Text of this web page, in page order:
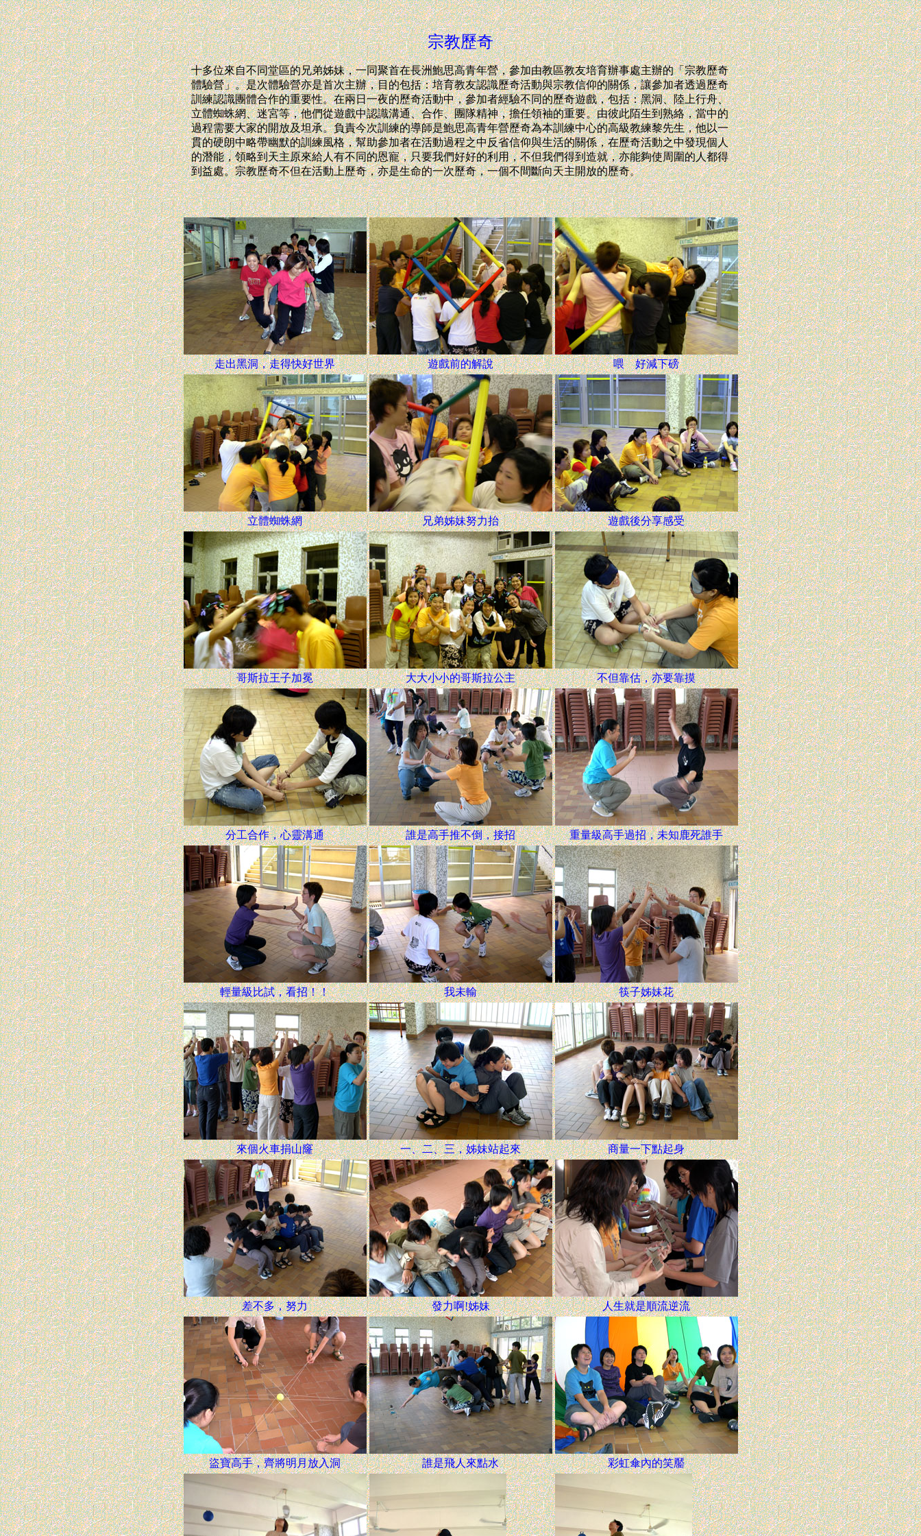
宗教歷奇
十多位來自不同堂區的兄弟姊妹，一同聚首在長洲鮑思高青年營，參加由教區教友培育辦事處主辦的「宗教歷奇
體驗營」。是次體驗營亦是首次主辦，目的包括：培育教友認識歷奇活動與宗教信仰的關係，讓參加者透過歷奇
訓練認識團體合作的重要性。在兩日一夜的歷奇活動中，參加者經驗不同的歷奇遊戲，包括：黑洞、陸上行舟、
立體蜘蛛網、迷宮等，他們從遊戲中認識溝通、合作、團隊精神，擔任領袖的重要。由彼此陌生到熟絡，當中的
過程需要大家的開放及坦承。負責今次訓練的導師是鮑思高青年營歷奇為本訓練中心的高級教練黎先生，他以一
貫的硬朗中略帶幽默的訓練風格，幫助參加者在活動過程之中反省信仰與生活的關係，在歷奇活動之中發現個人
的潛能，領略到天主原來給人有不同的恩寵，只要我們好好的利用，不但我們得到造就，亦能夠使周圍的人都得
到益處。宗教歷奇不但在活動上歷奇，亦是生命的一次歷奇，一個不間斷向天主開放的歷奇。
走出黑洞，走得快好世界 遊戲前的解說 喂 好減下磅
立體蜘蛛網 兄弟姊妹努力抬 遊戲後分享感受
哥斯拉王子加冕 大大小小的哥斯拉公主 不但靠估，亦要靠摸
分工合作，心靈溝通 誰是高手推不倒，接招 重量級高手過招，未知鹿死誰手
輕量級比試，看招！！ 我未輸 筷子姊妹花
來個火車捐山窿 一、二、三，姊妹站起來 商量一下點起身
差不多，努力 發力啊!姊妹 人生就是順流逆流
盜寶高手，齊將明月放入洞 誰是飛人來點水 彩虹傘內的笑靨